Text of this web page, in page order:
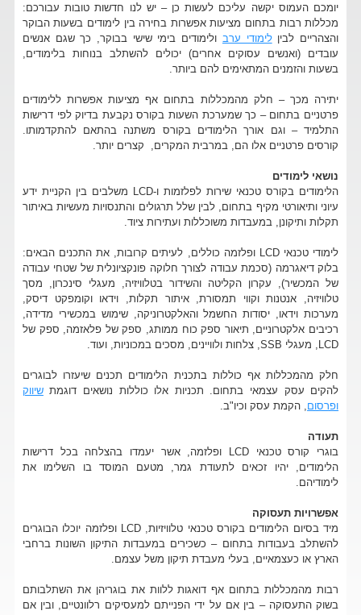
יומכם העמוס יקשה עליכם לעשות כן – יש לנו חדשות טובות עבורכם:
מכללות רבות בתחום מציעות אפשרות בחירה בין לימודים בשעות הבוקר
והצהריים לביןלימודי ערב ולימודים בימי שישי בבוקר, כך שגם אנשים
עובדים (ואנשים עסוקים אחרים) יכולים להשתלב בנוחות בלימודים,
בשעות והזמנים המתאימים להם ביותר.
יתירה מכך – חלק מהמכללות בתחום אף מציעות אפשרות ללימודים
פרטניים בתחום – כך שמערכת השעות בקורס נקבעת בדיוק לפי דרישות
התלמיד – וגם אורך הלימודים בקורס משתנה בהתאם להתקדמותו.
קורסים פרטניים אלו הם, במרבית המקרים, קצרים יותר.
נושאי לימודים
הלימודים בקורס טכנאי שירות לפלזמות ו-LCD משלבים בין הקניית ידע
עיוני ותיאורטי מקיף בתחום, לבין שלל תרגולים והתנסויות מעשיות באיתור
תקלות ותיקונן, במעבדות משוכללות ועתירות ציוד.
לימודי טכנאי LCD ופלזמה כוללים, לעיתים קרובות, את התכנים הבאים:
בלוק דיאגרמה (סכמת עבודה לצורך חלוקה פונקציונלית של שטחי עבודה
של המכשיר), עקרון הקליטה והשידור בטלוויזיה, מעגלי סינכרון, מסך
טלוויזיה, אנטנות וקווי תמסורת, איתור תקלות, וידאו וקומפקט דיסק,
מערכות וידאו, יסודות החשמל והאלקטרוניקה, שימוש במכשירי מדידה,
רכיבים אלקטרוניים, תיאור ספק כוח ממותג, ספק של פלאזמה, ספק של
LCD, מעגלי SSB, צלחות ולוויינים, מסכים במכוניות, ועוד.
חלק מהמכללות אף כוללות בתכנית הלימודים תכנים שיעזרו לבוגרים
להקים עסק עצמאי בתחום. תכניות אלו כוללות נושאים דוגמתשיווק
ופרסום , הקמת עסק וכיו"ב.
תעודה
בוגרי קורס טכנאי LCD ופלזמה, אשר יעמדו בהצלחה בכל דרישות
הלימודים, יהיו זכאים לתעודת גמר, מטעם המוסד בו השלימו את
לימודיהם.
אפשרויות תעסוקה
מיד בסיום הלימודים בקורס טכנאי טלוויזיות, LCD ופלזמה יוכלו הבוגרים
להשתלב בעבודות בתחום – כשכירים במעבדות התיקון השונות ברחבי
הארץ או כעצמאיים, בעלי מעבדת תיקון משל עצמם.
רבות מהמכללות בתחום אף דואגות ללוות את בוגריהן את השתלבותם
בשוק התעסוקה – בין אם על ידי הפנייתם למעסיקים רלוונטיים, ובין אם